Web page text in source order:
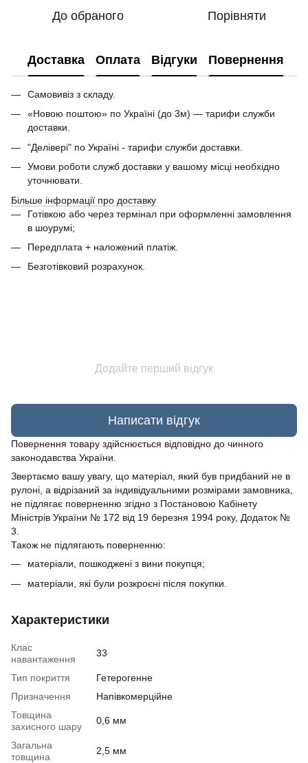
До обраного Порівняти
Доставка Оплата Відгуки Повернення
Самовивіз з складу.
«Новою поштою» по Україні (до 3м) — тарифи служби
доставки.
"Делівері" по Україні - тарифи служби доставки.
Умови роботи служб доставки у вашому місці необхідно
уточнювати.
Більше інформації про доставку
Готівкою або через термінал при оформленні замовлення
в шоурумі;
Передплата + наложений платіж.
Безготівковий розрахунок.
Додайте перший відгук
Написати відгук
Повернення товару здійснюється відповідно до чинного
законодавства України.
Звертаємо вашу увагу, що матеріал, який був придбаний не в
рулоні, а відрізаний за індивідуальними розмірами замовника,
не підлягає поверненню згідно з Постановою Кабінету
Міністрів України № 172 від 19 березня 1994 року, Додаток №
3.
Також не підлягають поверненню:
матеріали, пошкоджені з вини покупця;
матеріали, які були розкроєні після покупки.
Характеристики
Клас
навантаження
33
Тип покриття
Гетерогенне
Призначення
Напівкомерційне
Товщина
захисного шару
0,6 мм
Загальна
товщина
2,5 мм